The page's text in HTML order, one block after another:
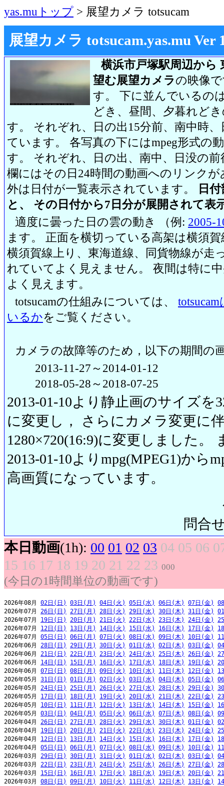
yas.muトップ > 展望カメラ totsucam
展望カメラ totsucam.yas.mu Ver
横浜市戸塚駅周辺から
望む展望カメラの映像
す。 下に並んでいるの
どき、昼間、夕暮れど
す。 それぞれ、日の出15分前、南中時
ています。 各写真の下にはmpeg形式の
す。 それぞれ、日の出、南中、日没の
欄にはその日24時間の動画へのリンク
外は日付が一覧表示されています。
日
と、 その日付から7日分が展開されて表
適度に曇った日の雲の動き （例: 2005-
ます。 正面を横切っている高架は横須
横須賀線上り、東海道線、同貨物線が走
れていてよく見えません。 夜間は特に
よく見えます。
totsucamの仕組みについては、
いるかをご覧ください。
カメラの故障等のため，以下の期間の
2013-11-27～2014-01-12
2018-05-28～2018-07-25
2013-01-10より静止画のサイズを
に変更し， さらにカメラ変更に
1280×720(16:9)に変更しました。
2013-01-10よりmpg(MPEG1)から
高画質になっています。
問合
本日動画(1h): 00 01 02 03 04 05 06
15 16 17 18 19 20 21 22 23 000
(今日の1時間単位の動画です)
2026年08月 02日(日) 03日(月) 04日(火) 05日(水) 06日(木) 07日(金)
2026年07月 26日(日) 27日(月) 28日(火) 29日(水) 30日(木) 31日(金)
2026年07月 19日(日) 20日(月) 21日(火) 22日(水) 23日(木) 24日(金)
2026年07月 12日(日) 13日(月) 14日(火) 15日(水) 16日(木) 17日(金)
2026年07月 05日(日) 06日(月) 07日(火) 08日(水) 09日(木) 10日(金)
2026年06月 28日(日) 29日(月) 30日(火) 01日(水) 02日(木) 03日(金)
2026年06月 21日(日) 22日(月) 23日(火) 24日(水) 25日(木) 26日(金)
2026年06月 14日(日) 15日(月) 16日(火) 17日(水) 18日(木) 19日(金)
2026年06月 07日(日) 08日(月) 09日(火) 10日(水) 11日(木) 12日(金)
2026年05月 31日(日) 01日(月) 02日(火) 03日(水) 04日(木) 05日(金)
2026年05月 24日(日) 25日(月) 26日(火) 27日(水) 28日(木) 29日(金)
2026年05月 17日(日) 18日(月) 19日(火) 20日(水) 21日(木) 22日(金)
2026年05月 10日(日) 11日(月) 12日(火) 13日(水) 14日(木) 15日(金)
2026年05月 03日(日) 04日(月) 05日(火) 06日(水) 07日(木) 08日(金)
2026年04月 26日(日) 27日(月) 28日(火) 29日(水) 30日(木) 01日(金)
2026年04月 19日(日) 20日(月) 21日(火) 22日(水) 23日(木) 24日(金)
2026年04月 12日(日) 13日(月) 14日(火) 15日(水) 16日(木) 17日(金)
2026年04月 05日(日) 06日(月) 07日(火) 08日(水) 09日(木) 10日(金)
2026年03月 29日(日) 30日(月) 31日(火) 01日(水) 02日(木) 03日(金)
2026年03月 22日(日) 23日(月) 24日(火) 25日(水) 26日(木) 27日(金)
2026年03月 15日(日) 16日(月) 17日(火) 18日(水) 19日(木) 20日(金)
2026年03月 08日(日) 09日(月) 10日(火) 11日(水) 12日(木) 13日(金)